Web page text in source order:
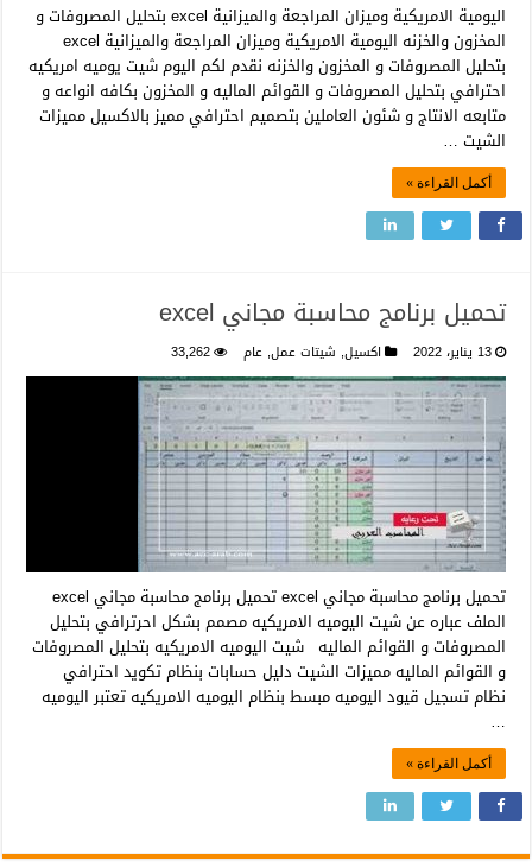
اليومية الامريكية وميزان المراجعة والميزانية excel بتحليل المصروفات و
المخزون والخزنه اليومية الامريكية وميزان المراجعة والميزانية excel
بتحليل المصروفات و المخزون والخزنه نقدم لكم اليوم شيت يوميه امريكيه
احترافي بتحليل المصروفات و القوائم الماليه و المخزون بكافه انواعه و
متابعه الانتاج و شئون العاملين بتصميم احترافي مميز بالاكسيل مميزات
الشيت …
أكمل القراءة »
تحميل برنامج محاسبة مجاني excel
13 يناير، 2022 اكسيل, شيتات عمل, عام 33,262
تحميل برنامج محاسبة مجاني excel تحميل برنامج محاسبة مجاني excel
الملف عباره عن شيت اليوميه الامريكيه مصمم بشكل احرترافي بتحليل
المصروفات و القوائم الماليه شيت اليوميه الامريكيه بتحليل المصروفات
و القوائم الماليه مميزات الشيت دليل حسابات بنظام تكويد احترافي
نظام تسجيل قيود اليوميه مبسط بنظام اليوميه الامريكيه تعتبر اليوميه
…
أكمل القراءة »